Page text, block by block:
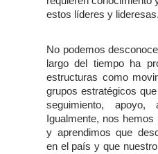
estos líderes y lideresas.
No podemos
largo del tiempo ha
estructuras como
grupos estratégicos
seguimiento, apoyo,
Igualmente, nos
y aprendimos que
en el país y que